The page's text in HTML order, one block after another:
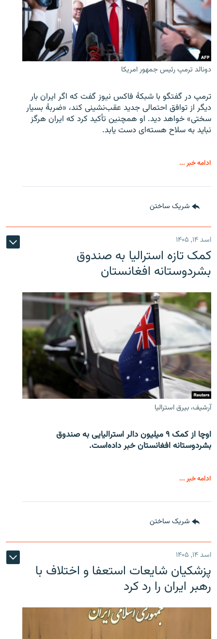
دونالد ترمپ رئیس جمهور امریکا
ترمپ در گفتگو با شبکهٔ فاکس نیوز گفت که اگر ایران بار
دیگر از توافق احتمالی جدید عقب‌نشینی کند، «ضربهٔ بسیار
سختی» خواهد دید. او همچنین تأکید کرد که ایران هرگز
نباید به سلاح هسته‌ای دست یابد.
ادامه خبر ...
شریک ساختن
اسد ۱۴, ۱۴۰۵
کمک تازه استرالیا به صندوق
بشردوستانه افغانستان
آرشیف، بیرق استرالیا
اوچا از کمک ۹ میلیون دالر استرالیایی به صندوق
بشردوستانه افغانستان خبر داده‌است.
ادامه خبر ...
شریک ساختن
اسد ۱۴, ۱۴۰۵
پزشکیان شایعات استعفا و اختلاف با
رهبر ایران را رد کرد